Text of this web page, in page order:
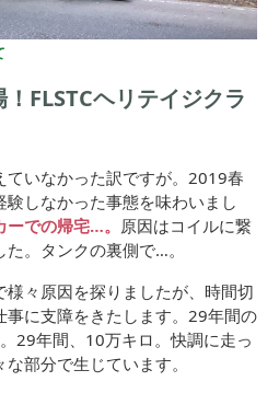
FLSTCヘリテイジクラ
ていなかった訳ですが。2019春
しなかった事態を味わいまし
での帰宅…。 原因はコイルに繋
。タンクの裏側で…。
々原因を探りましたが、時間切
事に支障をきたします。29年間の
29年間、10万キロ。快調に走っ
部分で生じています。